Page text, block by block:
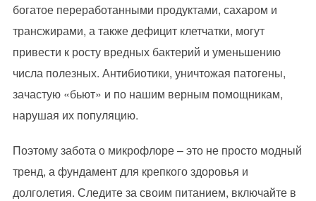
богатое переработанными продуктами, сахаром и
трансжирами, а также дефицит клетчатки, могут
привести к росту вредных бактерий и уменьшению
числа полезных. Антибиотики, уничтожая патогены,
зачастую «бьют» и по нашим верным помощникам,
нарушая их популяцию.
Поэтому забота о микрофлоре – это не просто модный
тренд, а фундамент для крепкого здоровья и
долголетия. Следите за своим питанием, включайте в